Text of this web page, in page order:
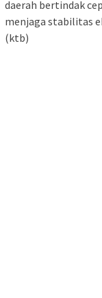
daerah bertindak
menjaga stabilitas
(ktb)